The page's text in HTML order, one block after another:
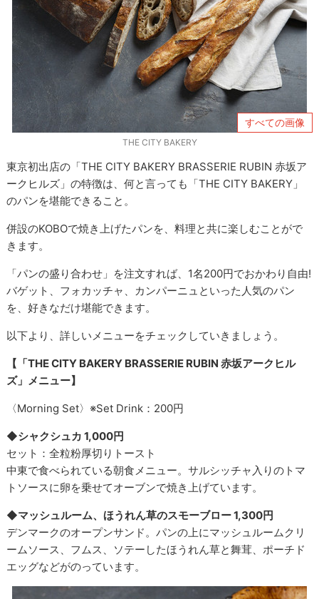
すべての画像
THE CITY BAKERY
東京初出店の「THE CITY BAKERY BRASSERIE RUBIN 赤坂ア
ークヒルズ」の特徴は、何と言っても「THE CITY BAKERY」
のパンを堪能できること。
併設のKOBOで焼き上げたパンを、料理と共に楽しむことがで
きます。
「パンの盛り合わせ」を注文すれば、1名200円でおかわり自由!
バゲット、フォカッチャ、カンパーニュといった人気のパン
を、好きなだけ堪能できます。
以下より、詳しいメニューをチェックしていきましょう。
【「THE CITY BAKERY BRASSERIE RUBIN 赤坂アークヒル
ズ」メニュー】
〈Morning Set〉※Set Drink：200円
◆シャクシュカ 1,000円
セット：全粒粉厚切りトースト
中東で食べられている朝食メニュー。サルシッチャ入りのトマ
トソースに卵を乗せてオーブンで焼き上げています。
◆マッシュルーム、ほうれん草のスモーブロー 1,300円
デンマークのオープンサンド。パンの上にマッシュルームクリ
ームソース、フムス、ソテーしたほうれん草と舞茸、ポーチド
エッグなどがのっています。